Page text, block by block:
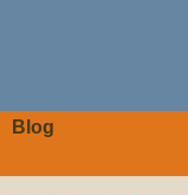
Blog